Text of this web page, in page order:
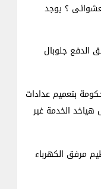
؟ يوجد
الدفع جلوبال
بتعميم عدادات
الخدمة غير
مرفق الكهرباء